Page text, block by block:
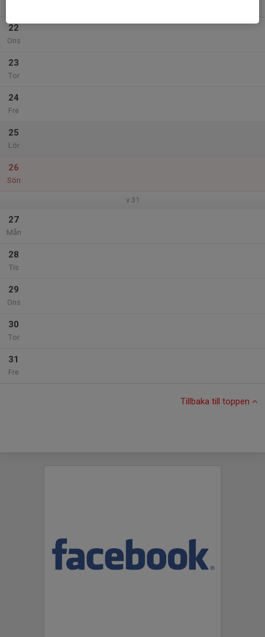
22
Ons
23
Tor
24
Fre
25
Lör
26
Sön
v.31
27
Mån
28
Tis
29
Ons
30
Tor
31
Fre
Tillbaka till toppen